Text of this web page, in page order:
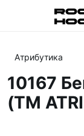
Атрибутика
10167
(ТМ